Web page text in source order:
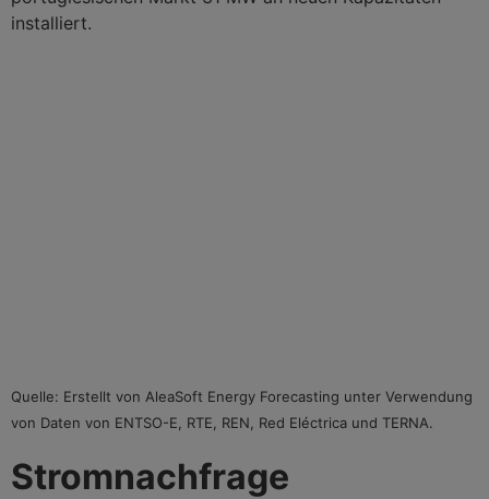
installiert.
Quelle: Erstellt von AleaSoft Energy Forecasting unter Verwendung
von Daten von ENTSO-E, RTE, REN, Red Eléctrica und TERNA.
Stromnachfrage